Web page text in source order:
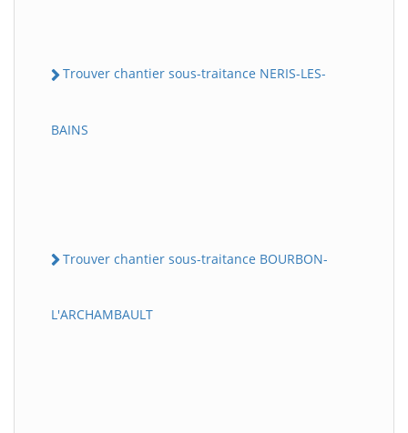
Trouver chantier sous-traitance NERIS-LES-
BAINS
Trouver chantier sous-traitance BOURBON-
L'ARCHAMBAULT